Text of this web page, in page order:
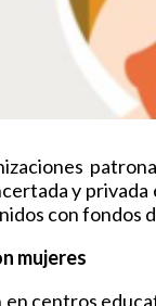
y
con
mujeres
centros